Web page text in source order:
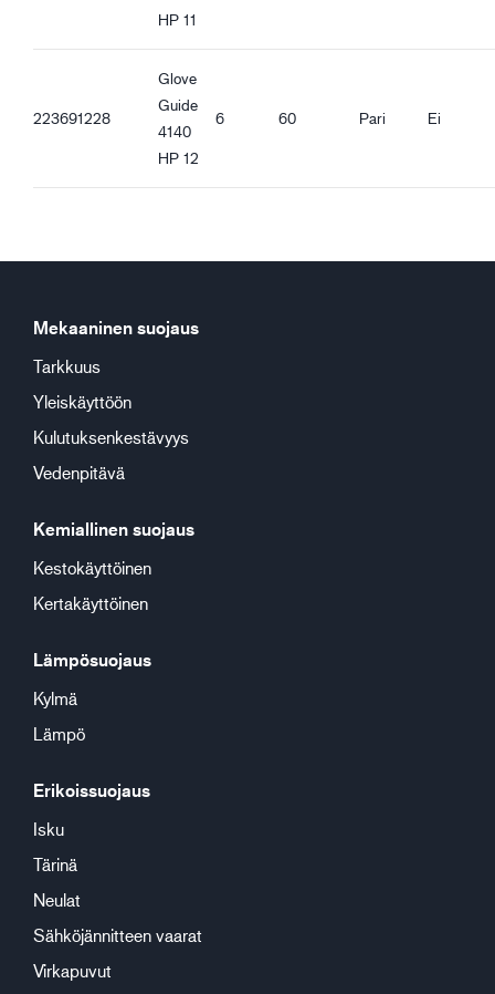
HP 11
223691228
Glove
Guide
4140
HP 12
6 60 Pari Ei
Mekaaninen suojaus
Tarkkuus
Yleiskäyttöön
Kulutuksenkestävyys
Vedenpitävä
Kemiallinen suojaus
Kestokäyttöinen
Kertakäyttöinen
Lämpösuojaus
Kylmä
Lämpö
Erikoissuojaus
Isku
Tärinä
Neulat
Sähköjännitteen vaarat
Virkapuvut